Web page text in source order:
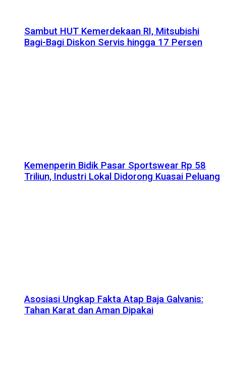
Sambut HUT Kemerdekaan RI, Mitsubishi
Bagi-Bagi Diskon Servis hingga 17 Persen
Kemenperin Bidik Pasar Sportswear Rp 58
Triliun, Industri Lokal Didorong Kuasai Peluang
Asosiasi Ungkap Fakta Atap Baja Galvanis:
Tahan Karat dan Aman Dipakai